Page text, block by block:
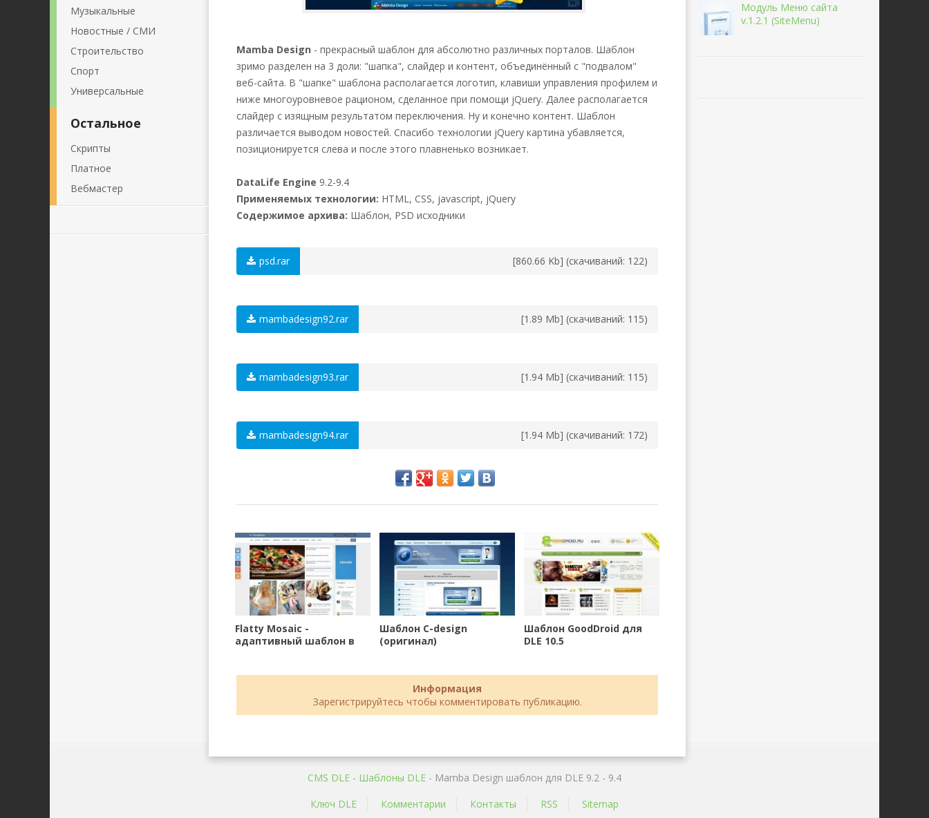
Mamba Design - прекрасный шаблон для абсолютно различных порталов. Шаблон
зримо разделен на 3 доли: "шапка", слайдер и контент, объединённый с "подвалом"
веб-сайта. В "шапке" шаблона располагается логотип, клавиши управления профилем и
ниже многоуровневое рационом, сделанное при помощи jQuery. Далее располагается
слайдер с изящным результатом переключения. Ну и конечно контент. Шаблон
различается выводом новостей. Спасибо технологии jQuery картина убавляется,
позиционируется слева и после этого плавненько возникает.
DataLife Engine 9.2-9.4
Применяемых технологии: HTML, CSS, jаvascript, jQuery
Содержимое архива: Шаблон, PSD исходники
psd.rar [860.66 Kb] (cкачиваний: 122)
mambadesign92.rar [1.89 Mb] (cкачиваний: 115)
mambadesign93.rar [1.94 Mb] (cкачиваний: 115)
mambadesign94.rar [1.94 Mb] (cкачиваний: 172)
Flatty Mosaic -
адаптивный шаблон в
Шаблон С-design
(оригинал)
Шаблон GoodDroid для
DLE 10.5
Информация
Зарегистрируйтесь чтобы комментировать публикацию.
Музыкальные
Новостные / СМИ
Строительство
Спорт
Универсальные
Остальное
Скрипты
Платное
Вебмастер
Модуль Меню сайта
v.1.2.1 (SiteMenu)
CMS DLE - Шаблоны DLE - Mamba Design шаблон для DLE 9.2 - 9.4
Ключ DLE
Комментарии Контакты RSS Sitemap